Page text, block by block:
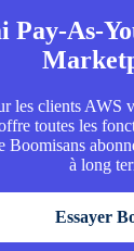
Pay-As-
les clients AWS
toutes les
Boomisans
à long
Essayer